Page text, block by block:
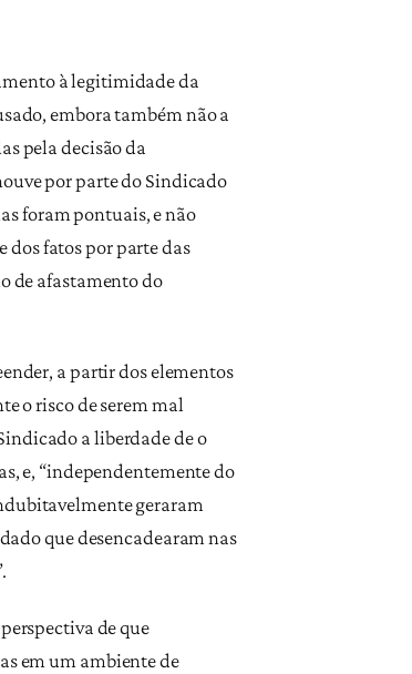
à legitimidade da
embora também não a
pela decisão da
por parte do Sindicado
foram pontuais, e não
fatos por parte das
de afastamento do
a partir dos elementos
o risco de serem mal
a liberdade de o
e, “independentemente do
geraram
que desencadearam nas
de que
em um ambiente de